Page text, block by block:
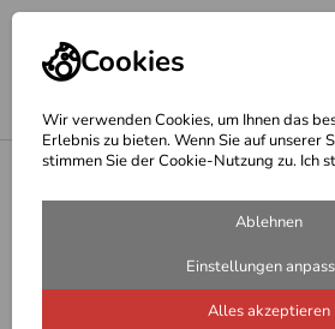
Cookies
Wir verwenden Cookies, um Ihnen das
Erlebnis zu bieten. Wenn Sie auf unserer
stimmen Sie der Cookie-Nutzung zu. Ich
Ablehnen
Einstellungen
Alles akzeptieren
Hepco Becker Träger